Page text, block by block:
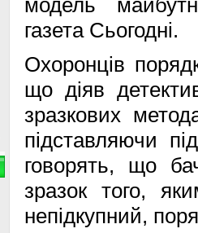
модель
газета Сьогодні.
Охоронців
що діяв
зразкових
підставляючи
говорять, що
зразок того,
непідкупний,